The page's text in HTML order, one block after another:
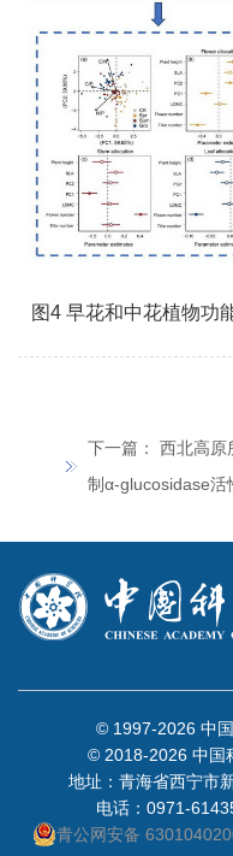
图4 早花和中花植物功
下一篇： 西北高原
制α-glucosidase活
© 1997-2026 中
© 2018-2026 中国
地址：青海省西宁市
电话：0971-
青公网安备